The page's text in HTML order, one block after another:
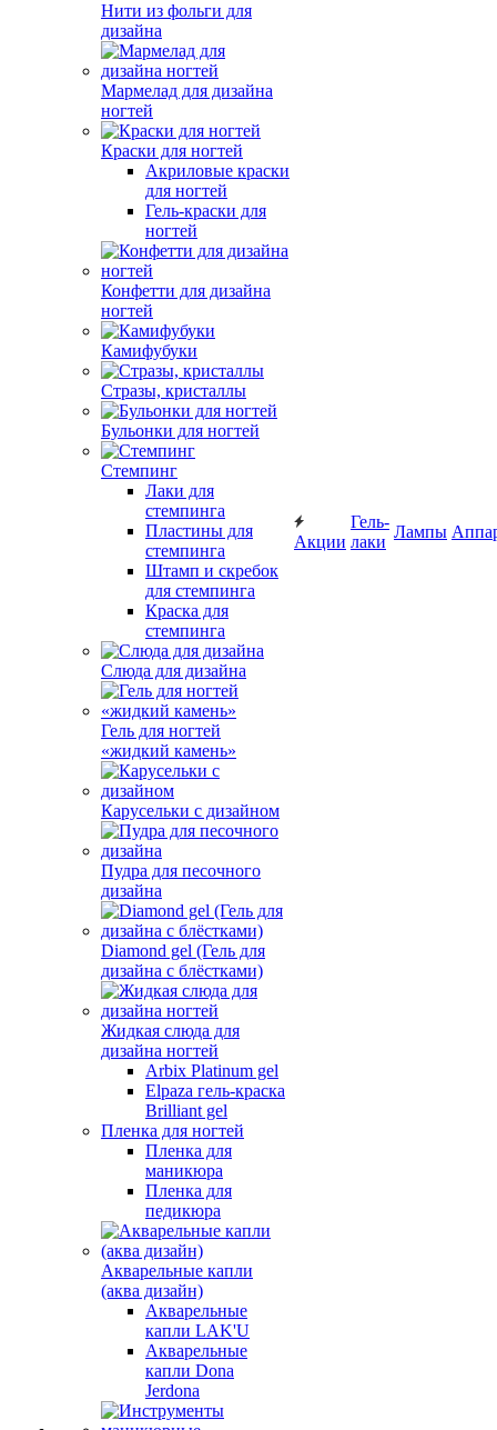
Нити из фольги для
дизайна
Мармелад для дизайна
ногтей
Краски для ногтей
Акриловые краски
для ногтей
Гель-краски для
ногтей
Конфетти для дизайна
ногтей
Камифубуки
Стразы, кристаллы
Бульонки для ногтей
Стемпинг
Лаки для
стемпинга
Пластины для
стемпинга
Штамп и скребок
для стемпинга
Краска для
стемпинга
Слюда для дизайна
Гель для ногтей
«жидкий камень»
Карусельки с дизайном
Пудра для песочного
дизайна
Diamond gel (Гель для
дизайна с блёстками)
Жидкая слюда для
дизайна ногтей
Arbix Platinum gel
Elpaza гель-краска
Brilliant gel
Пленка для ногтей
Пленка для
маникюра
Пленка для
педикюра
Акварельные капли
(аква дизайн)
Акварельные
капли LAK'U
Акварельные
капли Dona
Jerdona
Акции
Гель-
лаки
Лампы